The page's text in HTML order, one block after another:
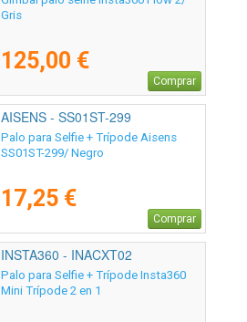
Gris
125,00 €
Comprar
AISENS - SS01ST-299
Palo para Selfie + Trípode Aisens
SS01ST-299/ Negro
17,25 €
Comprar
INSTA360 - INACXT02
Palo para Selfie + Trípode Insta360
Mini Trípode 2 en 1